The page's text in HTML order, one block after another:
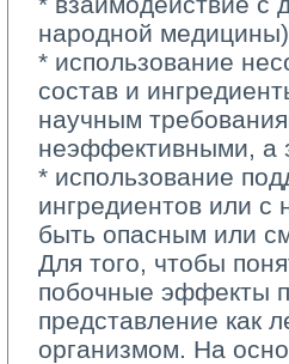
народной
* использование
состав и
научным
неэффективными, а
* использование
ингредиентов или
быть опасным или
Для того, чтобы
побочные эффекты
представление как
организмом. На